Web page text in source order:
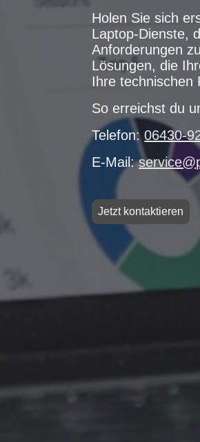
Holen Sie sich
Laptop-Dienste,
Anforderungen
Lösungen, die
Ihre technischen
So erreichst du
Telefon:06430-
E-Mail:
Jetzt kontaktieren